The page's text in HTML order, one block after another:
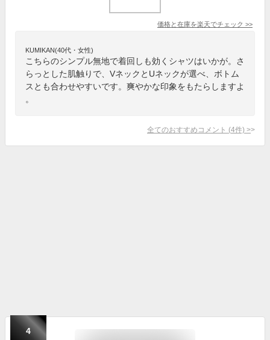
価格と在庫を楽天でチェック >>
KUMIKAN(40代・女性)
こちらのシンプル無地で着回しも効くシャツはいかが。さ
らっとした肌触りで、VネックとUネックが選べ、ボトム
スとも合わせやすいです。爽やかな印象をもたらしますよ
。
全てのおすすめコメント (4件) >
4